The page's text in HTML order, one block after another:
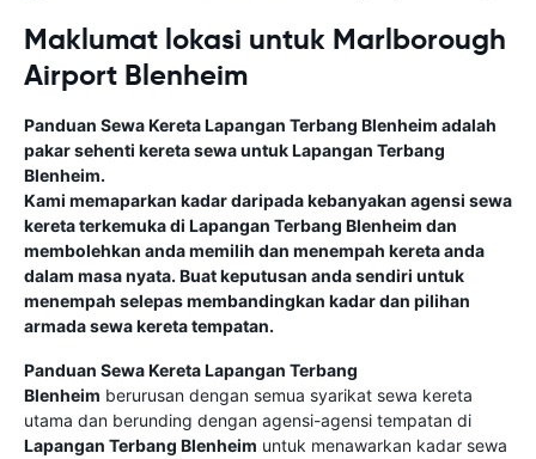
Maklumat lokasi untuk Marlborough
Airport Blenheim
Panduan Sewa KeretaLapangan Terbang Blenheim adalah
pakar sehenti kereta sewa untukLapangan Terbang
Blenheim.
Kami memaparkan kadar daripada kebanyakan agensi sewa
kereta terkemuka di Lapangan Terbang Blenheim dan
membolehkan anda memilih dan menempah kereta anda
dalam masa nyata. Buat keputusan anda sendiri untuk
menempah selepas membandingkan kadar dan pilihan
armada sewa kereta tempatan.
Panduan Sewa KeretaLapangan Terbang
Blenheim berurusan dengan semua syarikat sewa kereta
utama dan berunding dengan agensi-agensi tempatan di
Lapangan Terbang Blenheim untuk menawarkan kadar sewa